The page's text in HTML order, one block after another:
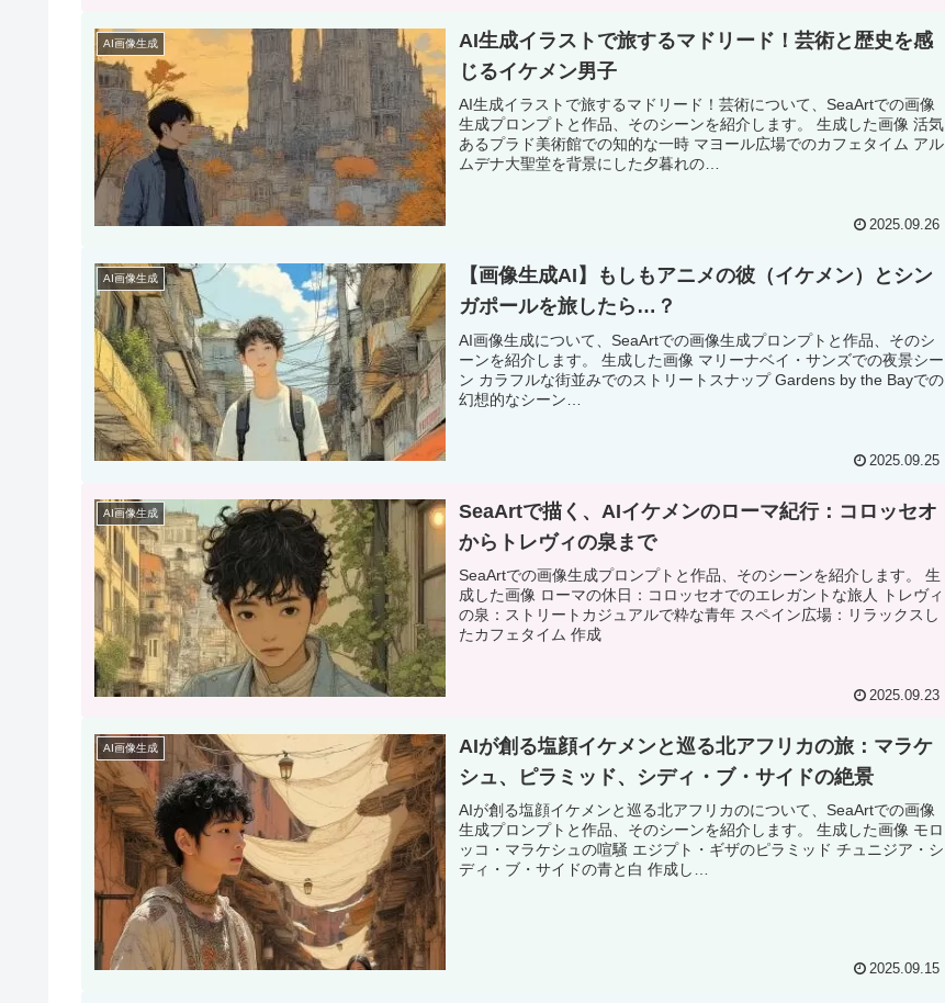
AI画像生成
AI生成イラストで旅するマドリード！芸術と歴史を感
じるイケメン男子
AI生成イラストで旅するマドリード！芸術について、SeaArtでの画像
生成プロンプトと作品、そのシーンを紹介します。 生成した画像 活気
あるプラド美術館での知的な一時 マヨール広場でのカフェタイム アル
ムデナ大聖堂を背景にした夕暮れの…
2025.09.26
AI画像生成
【画像生成AI】もしもアニメの彼（イケメン）とシン
ガポールを旅したら…？
AI画像生成について、SeaArtでの画像生成プロンプトと作品、そのシ
ーンを紹介します。 生成した画像 マリーナベイ・サンズでの夜景シー
ン カラフルな街並みでのストリートスナップ Gardens by the Bayでの
幻想的なシーン…
2025.09.25
AI画像生成
SeaArtで描く、AIイケメンのローマ紀行：コロッセオ
からトレヴィの泉まで
SeaArtでの画像生成プロンプトと作品、そのシーンを紹介します。 生
成した画像 ローマの休日：コロッセオでのエレガントな旅人 トレヴィ
の泉：ストリートカジュアルで粋な青年 スペイン広場：リラックスし
たカフェタイム 作成
2025.09.23
AI画像生成
AIが創る塩顔イケメンと巡る北アフリカの旅：マラケ
シュ、ピラミッド、シディ・ブ・サイドの絶景
AIが創る塩顔イケメンと巡る北アフリカのについて、SeaArtでの画像
生成プロンプトと作品、そのシーンを紹介します。 生成した画像 モロ
ッコ・マラケシュの喧騒 エジプト・ギザのピラミッド チュニジア・シ
ディ・ブ・サイドの青と白 作成し…
2025.09.15